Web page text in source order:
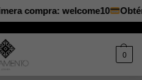
compra: welcome10
0